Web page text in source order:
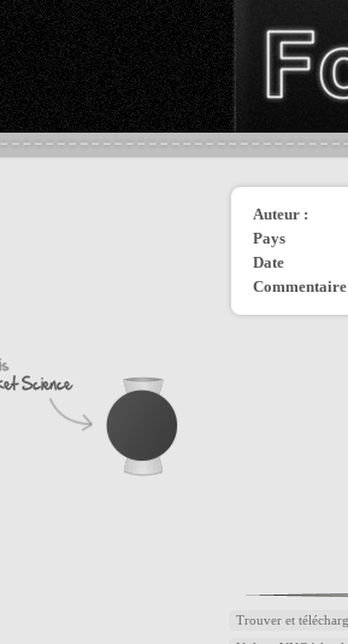
Auteur :
Pays
Date
Commentaire
Trouver et